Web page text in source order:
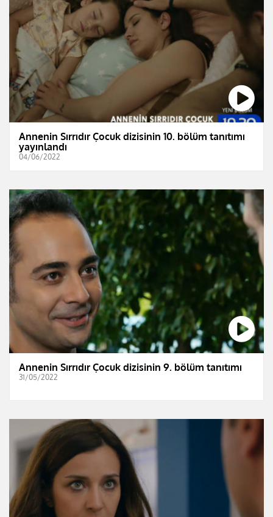
Annenin Sırrıdır Çocuk dizisinin 10. bölüm tanıtımı
yayınlandı
04/06/2022
Annenin Sırrıdır Çocuk dizisinin 9. bölüm tanıtımı
31/05/2022